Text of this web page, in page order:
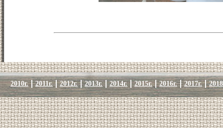
2010г. 2011г. 2012г. 2013г. 2014г. 2015г. 2016г. 2017г.